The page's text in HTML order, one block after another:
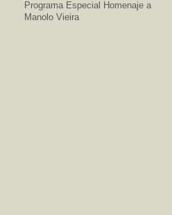
Programa Especial Homenaje a
Manolo Vieira